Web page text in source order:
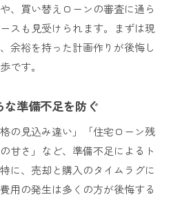
、買い替えローンの審査に通ら
スも見受けられます。まずは現
余裕を持った計画作りが後悔し
です。
準備不足を防ぐ
の見込み違い」「住宅ローン残
甘さ」など、準備不足によるト
に、売却と購入のタイムラグに
用の発生は多くの方が後悔する